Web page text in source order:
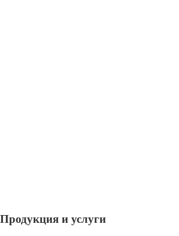
Продукция и услуги